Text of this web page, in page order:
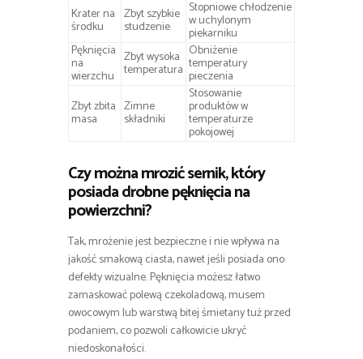
Krater na
środku
Zbyt szybkie
studzenie
Stopniowe chłodzenie
w uchylonym
piekarniku
Pęknięcia
na
wierzchu
Zbyt wysoka
temperatura
Obniżenie
temperatury
pieczenia
Zbyt zbita
masa
Zimne
składniki
Stosowanie
produktów w
temperaturze
pokojowej
Czy można mrozić sernik, który
posiada drobne pęknięcia na
powierzchni?
Tak, mrożenie jest bezpieczne i nie wpływa na
jakość smakową ciasta, nawet jeśli posiada ono
defekty wizualne. Pęknięcia możesz łatwo
zamaskować polewą czekoladową, musem
owocowym lub warstwą bitej śmietany tuż przed
podaniem, co pozwoli całkowicie ukryć
niedoskonałości.